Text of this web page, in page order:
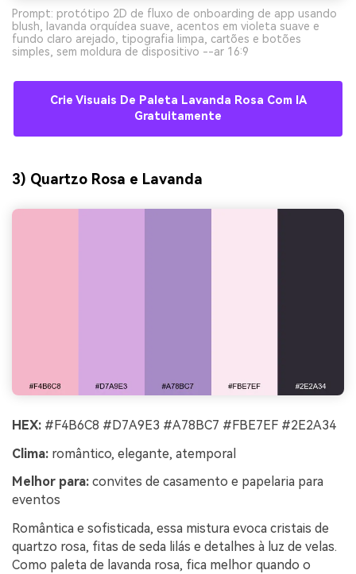
Prompt: protótipo 2D de fluxo de onboarding de app usando
blush, lavanda orquídea suave, acentos em violeta suave e
fundo claro arejado, tipografia limpa, cartões e botões
simples, sem moldura de dispositivo --ar 16:9
Crie Visuais De Paleta Lavanda Rosa Com IA
Gratuitamente
3) Quartzo Rosa e Lavanda
HEX: #F4B6C8 #D7A9E3 #A78BC7 #FBE7EF #2E2A34
Clima: romântico, elegante, atemporal
Melhor para: convites de casamento e papelaria para
eventos
Romântica e sofisticada, essa mistura evoca cristais de
quartzo rosa, fitas de seda lilás e detalhes à luz de velas.
Como paleta de lavanda rosa, fica melhor quando o